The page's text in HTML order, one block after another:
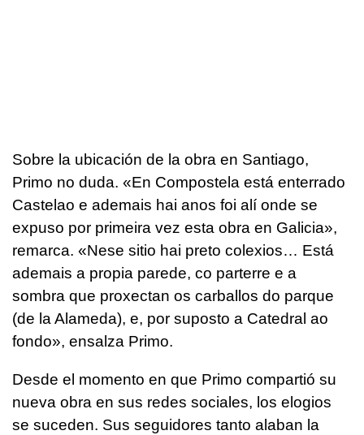
Sobre la ubicación de la obra en Santiago,
Primo no duda. «En Compostela está enterrado
Castelao e ademais hai anos foi alí onde se
expuso por primeira vez esta obra en Galicia»,
remarca. «Nese sitio hai preto colexios… Está
ademais a propia parede, co parterre e a
sombra que proxectan os carballos do parque
(de la Alameda), e, por suposto a Catedral ao
fondo», ensalza Primo.
Desde el momento en que Primo compartió su
nueva obra en sus redes sociales, los elogios
se suceden. Sus seguidores tanto alaban la